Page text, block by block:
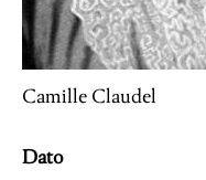
Camille Claudel
Dato